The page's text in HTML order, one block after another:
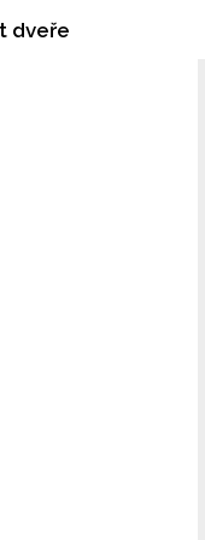
dveře